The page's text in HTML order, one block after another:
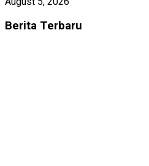
Berita Terbaru